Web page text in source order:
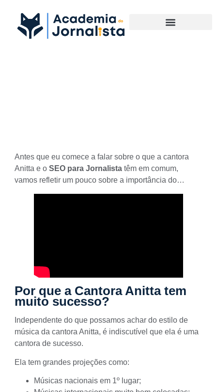
Antes que eu comece a falar sobre o que a cantora
Anitta e o SEO para Jornalista têm em comum,
vamos refletir um pouco sobre a importância do…
Por que a Cantora Anitta tem
muito sucesso?
Independente do que possamos achar do estilo de
música da cantora Anitta, é indiscutível que ela é uma
cantora de sucesso.
Ela tem grandes projeções como:
Músicas nacionais em 1º lugar;